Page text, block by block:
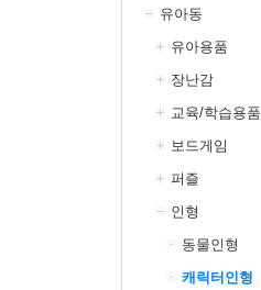
유아동
유아용품
장난감
교육/학습용품
보드게임
퍼즐
인형
동물인형
캐릭터인형